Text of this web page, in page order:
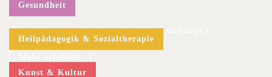
Hier geht es zu den aktuellen Veranstaltungen
Gesundheit
Heilpädagogik & Sozialtherapie
Kunst & Kultur